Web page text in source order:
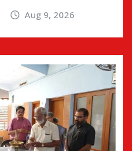
Aug 9, 2026